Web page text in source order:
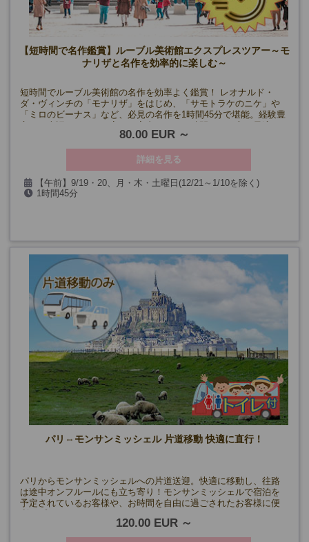
【短時間で名作鑑賞】ルーブル美術館エクスプレスツアー～モ
ナリザと名作を効率的に楽しむ～
短時間でルーブル美術館の名作を効率よく鑑賞！ レオナルド・
ダ・ヴィンチの「モナリザ」をはじめ、「サモトラケのニケ」や
「ミロのビーナス」など、必見の名作を1時間45分で堪能。経験豊
80.00 EUR
詳細を見る
【午前】9/19・20、月・木・土曜日(12/21～1/10を除く)
【午後】9/18・19・20、水・金・日曜日(12/21～1/10、2-3月の日
9月19日、20日
10月3日、5日、10日、29日、11月21日
《午後》
9月18日、19日、20日
10月23日
1時間45分
パリ⇔モンサンミッシェル 片道移動 快適に直行！
パリからモンサンミッシェルへの片道送迎。快適に移動し、往路
は途中オンフルールにも立ち寄り！モンサンミッシェルで宿泊を
予定されているお客様や、お時間を自由に過ごされたお客様に便
120.00 EUR